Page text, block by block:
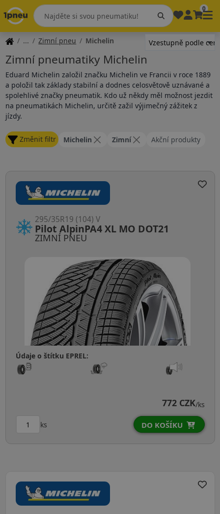
0
Zimní pneu Michelin
Zimní pneumatiky Michelin
Eduard Michelin založil značku Michelin ve Francii v roce 1889
a položil tak základy stabilní a dodnes celosvětově uznávané a
spolehlivé značky pneumatik. Kdo už někdy měl možnost jezdit
na pneumatikách Michelin, určitě zažil výjimečný zážitek z
jízdy.
Změnit filtr Michelin Zimní Akční produkty
ZIMNÍ PNEU
Pilot AlpinPA4 XL MO DOT21
295/35R19 (104) V
Údaje o štítku EPREL:
772 CZK/ks
ks DO KOŠÍKU